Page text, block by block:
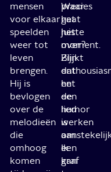
mensen
voor elkaar
speelden
weer tot
leven
brengen.
Hij is
bevlogen
over de
melodieën
die
omhoog
komen
Waar
gaat
het
over?
Blijkt
dat
het
een
lied
is
om
een
graf
precies
het
juiste
moment.
Zijn
en
de
humor
werken
Ik
kan